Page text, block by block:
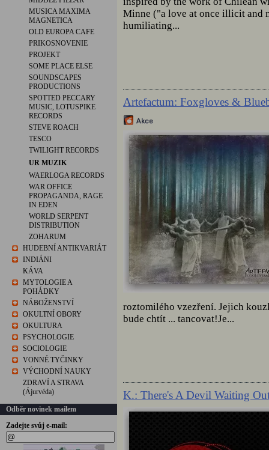
MUSICA MAXIMA
MAGNETICA
OLD EUROPA CAFE
PRIKOSNOVENIE
PROJEKT
SOME PLACE ELSE
SOUNDSCAPES
PRODUCTIONS
SPOTTED PECCARY
MUSIC, LOTUSPIKE
RECORDS
STEVE ROACH
TESCO
TWILIGHT RECORDS
UR MUZIK
WAERLOGA RECORDS
WAR OFFICE
PROPAGANDA, RAGE
IN EDEN
WORLD SERPENT
DISTRIBUTION
ZOHARUM
HUDEBNÍ ANTIKVARIÁT
INDIÁNI
KÁVA
MYTOLOGIE A
POHÁDKY
NÁBOŽENSTVÍ
OKULTNÍ OBORY
OKULTURA
PSYCHOLOGIE
SOCIOLOGIE
VONNÉ TYČINKY
VÝCHODNÍ NAUKY
ZDRAVÍ A STRAVA
(Ájurvéda)
Odběr novinek mailem
Zadejte svůj e-mail:
Minne ("a love at once illicit and
humiliating...
Artefactum: Foxgloves &
roztomilého vzezření. Jejich
bude chtít ... tancovat!Je...
K.: There's A Devil Waiting